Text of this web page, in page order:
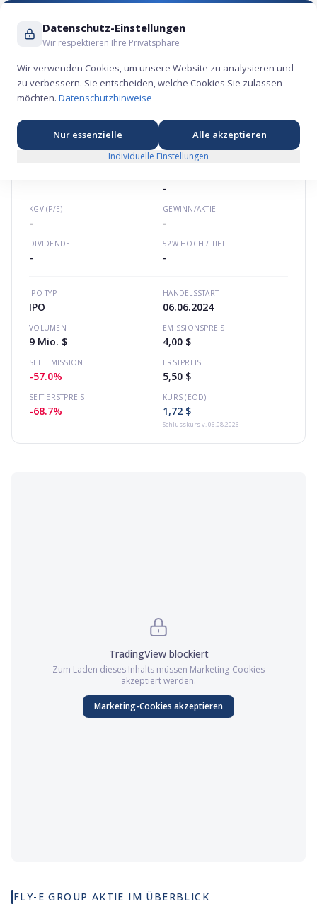
Suche ...
Fly-E Group Aktie – Konsum-Börsengang 2024
-
KGV (P/E)
-
GEWINN/AKTIE
-
DIVIDENDE
-
52W HOCH / TIEF
-
IPO-TYP
IPO
HANDELSSTART
06.06.2024
VOLUMEN
9 Mio. $
EMISSIONSPREIS
4,00 $
SEIT EMISSION
-57.0%
ERSTPREIS
5,50 $
SEIT ERSTPREIS
-68.7%
KURS (EOD)
1,72 $
Schlusskursv. 06.08.2026
TradingViewblockiert
Zum Laden dieses Inhalts müssen Marketing-Cookies
akzeptiert werden.
Marketing-Cookies akzeptieren
FLY-E GROUP AKTIE IM ÜBERBLICK
Datenschutz-Einstellungen
Wir respektieren Ihre Privatsphäre
Wir verwenden Cookies, um unsere Website zu analysieren und
zu verbessern. Sie entscheiden, welche Cookies Sie zulassen
möchten. Datenschutzhinweise
Nur essenzielle Alle akzeptieren
Individuelle Einstellungen